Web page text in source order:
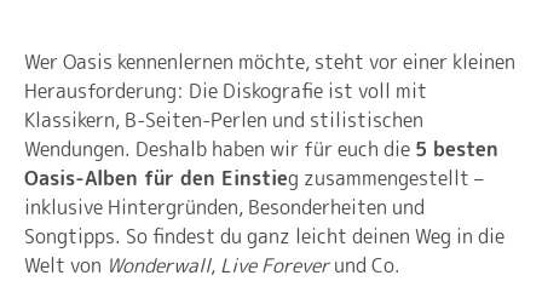
Wer Oasis kennenlernen möchte, steht vor einer kleinen
Herausforderung: Die Diskografie ist voll mit
Klassikern, B-Seiten-Perlen und stilistischen
Wendungen. Deshalb haben wir für euch die 5 besten
Oasis-Alben für den Einstieg zusammengestellt –
inklusive Hintergründen, Besonderheiten und
Songtipps. So findest du ganz leicht deinen Weg in die
Welt von Wonderwall, Live Foreverund Co.